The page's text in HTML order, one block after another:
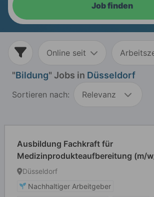
Job finden
Online seit
"Bildung" Jobs in Düsseldorf
Sortieren nach:
Relevanz
Ausbildung Fachkraft für
Medizinprodukteaufbereitung (m/
AEMP / ZSVA
Düsseldorf
Nachhaltiger Arbeitgeber